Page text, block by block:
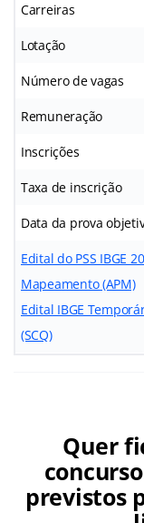
Carreiras
Lotação
Número de vagas
Remuneração
Inscrições
Taxa de inscrição
Data da prova
Edital do PSS IBGE
Mapeamento (APM)
Edital IBGE
(SCQ)
Quer
previstos